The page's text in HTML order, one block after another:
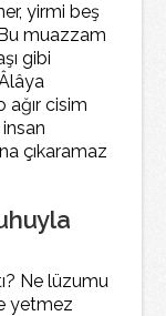
yirmi beş
muazzam
gibi
ağır cisim
çıkaramaz
Ne lüzumu
yetmez